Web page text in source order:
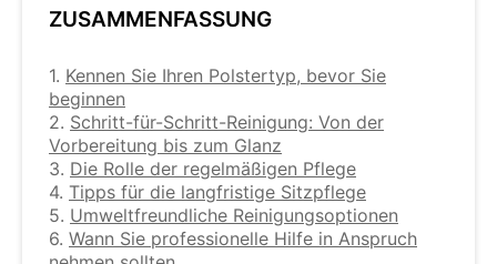
ZUSAMMENFASSUNG
1. Kennen Sie Ihren Polstertyp, bevor Sie
beginnen
2. Schritt-für-Schritt-Reinigung: Von der
Vorbereitung bis zum Glanz
3. Die Rolle der regelmäßigen Pflege
4. Tipps für die langfristige Sitzpflege
5. Umweltfreundliche Reinigungsoptionen
6. Wann Sie professionelle Hilfe in Anspruch